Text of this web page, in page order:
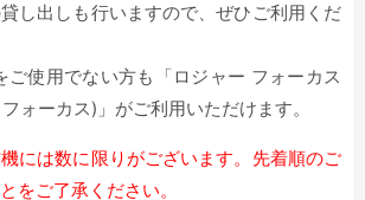
し出しも行いますので、ぜひご利用くだ
ご使用でない方も「ロジャー フォーカス
ォーカス)」がご利用いただけます。
には数に限りがございます。先着順のご
をご了承ください。